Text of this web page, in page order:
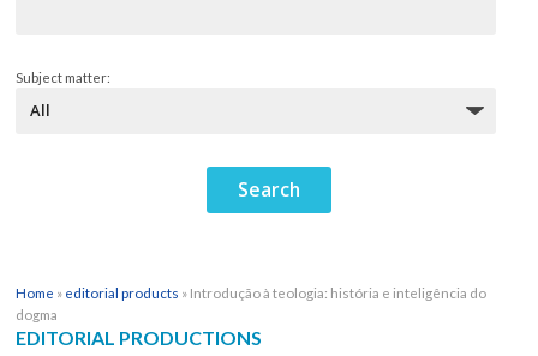
Subject matter:
Home » editorial products » Introdução à teologia: história e inteligência do
dogma
EDITORIAL PRODUCTIONS